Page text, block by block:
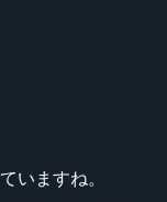
いますね。